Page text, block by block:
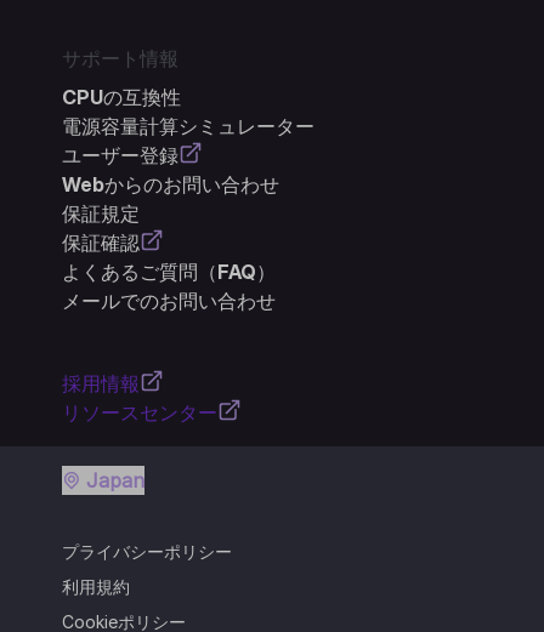
サポート情報
CPUの互換性
電源容量計算シミュレーター
ユーザー登録
Webからのお問い合わせ
保証規定
保証確認
よくあるご質問（FAQ）
メールでのお問い合わせ
採用情報
リソースセンター
プライバシーポリシー
利用規約
Cookieポリシー
Japan